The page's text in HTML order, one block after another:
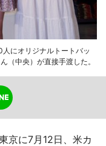
にオリジナルトートバッ
（中央）が直接手渡した。
京に7月12日、米カ